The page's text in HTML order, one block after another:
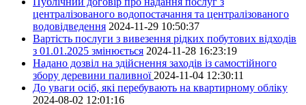
централізованого водопостачання та централізованого
водовідведення 2024-11-29 10:50:37
Вартість послуги з вивезення рідких побутових відходів
з 01.01.2025 змінюється 2024-11-28 16:23:19
Надано дозвіл на здійснення заходів із самостійного
збору деревини паливної 2024-11-04 12:30:11
До уваги осіб, які перебувають на квартирному обліку
2024-08-02 12:01:16